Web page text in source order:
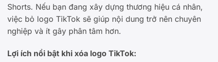
Shorts. Nếu bạn đang xây dựng thương hiệu cá nhân,
việc bỏ logo TikTok sẽ giúp nội dung trở nên chuyên
nghiệp và ít gây phân tâm hơn.
Lợi ích nổi bật khi xóa logo TikTok: